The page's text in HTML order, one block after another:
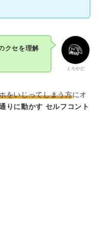
くろやど
クセを理解
をいじってしまう方にオ
りに動かす セルフコント